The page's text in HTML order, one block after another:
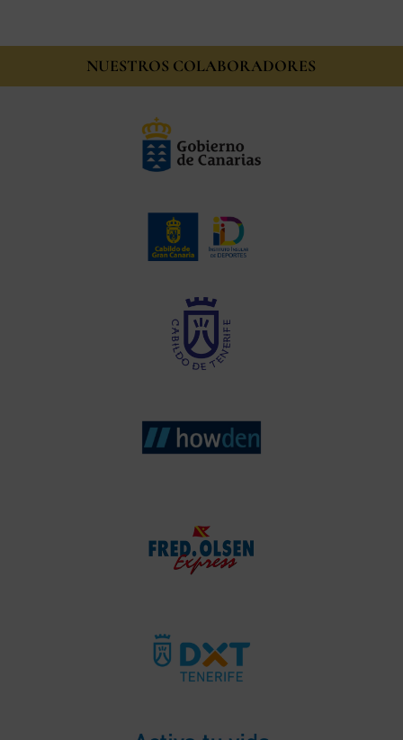
NUESTROS COLABORADORES